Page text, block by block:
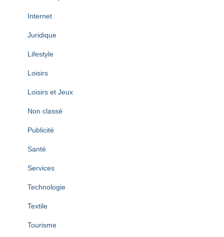
Internet
Juridique
Lifestyle
Loisirs
Loisirs et Jeux
Non classé
Publicité
Santé
Services
Technologie
Textile
Tourisme